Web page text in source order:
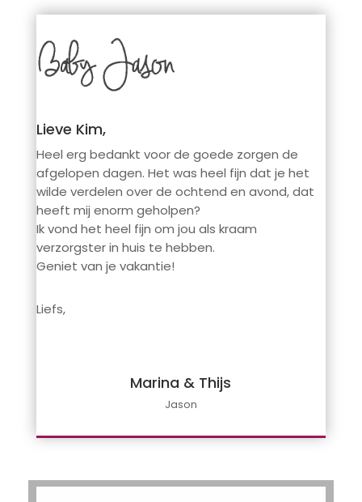
Lieve Kim,
Heel erg bedankt voor de goede zorgen de
afgelopen dagen. Het was heel fijn dat je het
wilde verdelen over de ochtend en avond, dat
heeft mij enorm geholpen?
Ik vond het heel fijn om jou als kraam
verzorgster in huis te hebben.
Geniet van je vakantie!
Liefs,
Marina & Thijs
Jason